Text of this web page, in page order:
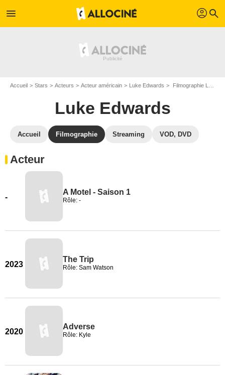
menu profil search
Accueil Stars Acteurs Acteur américain Luke Edwards Filmographie Luke Edwards
Luke Edwards
Accueil Filmographie Streaming VOD, DVD
Acteur
-
A Motel - Saison 1
Rôle: -
2023
The Trip
Rôle: Sam Watson
2020
Adverse
Rôle: Kyle